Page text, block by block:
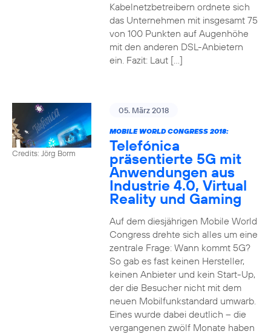
Kabelnetzbetreibern ordnete sich
das Unternehmen mit insgesamt 75
von 100 Punkten auf Augenhöhe
mit den anderen DSL-Anbietern
ein. Fazit: Laut […]
Credits: Jörg Borm
05. März 2018
MOBILE WORLD CONGRESS 2018:
Telefónica
präsentierte 5G mit
Anwendungen aus
Industrie 4.0, Virtual
Reality und Gaming
Auf dem diesjährigen Mobile World
Congress drehte sich alles um eine
zentrale Frage: Wann kommt 5G?
So gab es fast keinen Hersteller,
keinen Anbieter und kein Start-Up,
der die Besucher nicht mit dem
neuen Mobilfunkstandard umwarb.
Eines wurde dabei deutlich – die
vergangenen zwölf Monate haben